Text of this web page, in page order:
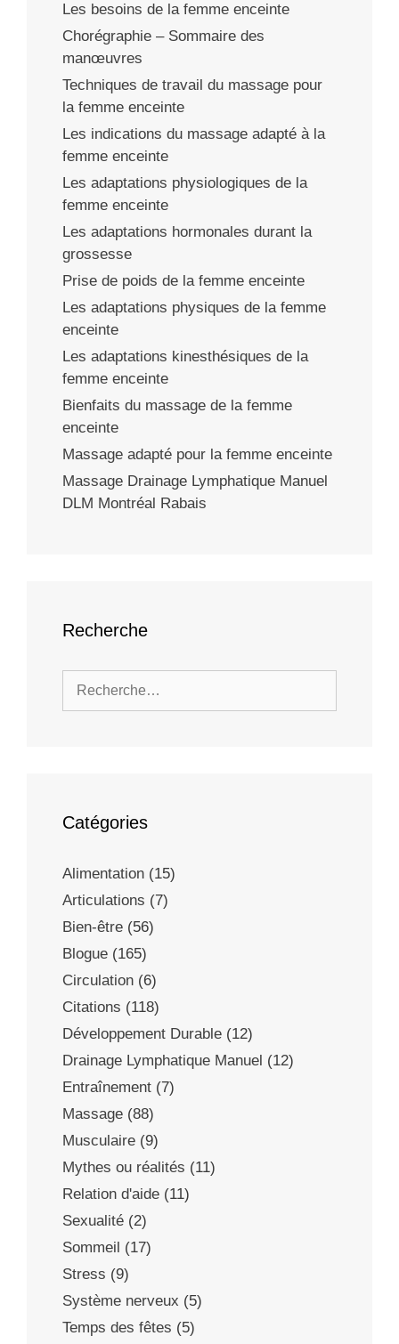
Les besoins de la femme enceinte
Chorégraphie – Sommaire des
manœuvres
Techniques de travail du massage pour
la femme enceinte
Les indications du massage adapté à la
femme enceinte
Les adaptations physiologiques de la
femme enceinte
Les adaptations hormonales durant la
grossesse
Prise de poids de la femme enceinte
Les adaptations physiques de la femme
enceinte
Les adaptations kinesthésiques de la
femme enceinte
Bienfaits du massage de la femme
enceinte
Massage adapté pour la femme enceinte
Massage Drainage Lymphatique Manuel
DLM Montréal Rabais
Recherche
Catégories
Alimentation (15)
Articulations (7)
Bien-être (56)
Blogue (165)
Circulation (6)
Citations (118)
Développement Durable (12)
Drainage Lymphatique Manuel (12)
Entraînement (7)
Massage (88)
Musculaire (9)
Mythes ou réalités (11)
Relation d'aide (11)
Sexualité (2)
Sommeil (17)
Stress (9)
Système nerveux (5)
Temps des fêtes (5)